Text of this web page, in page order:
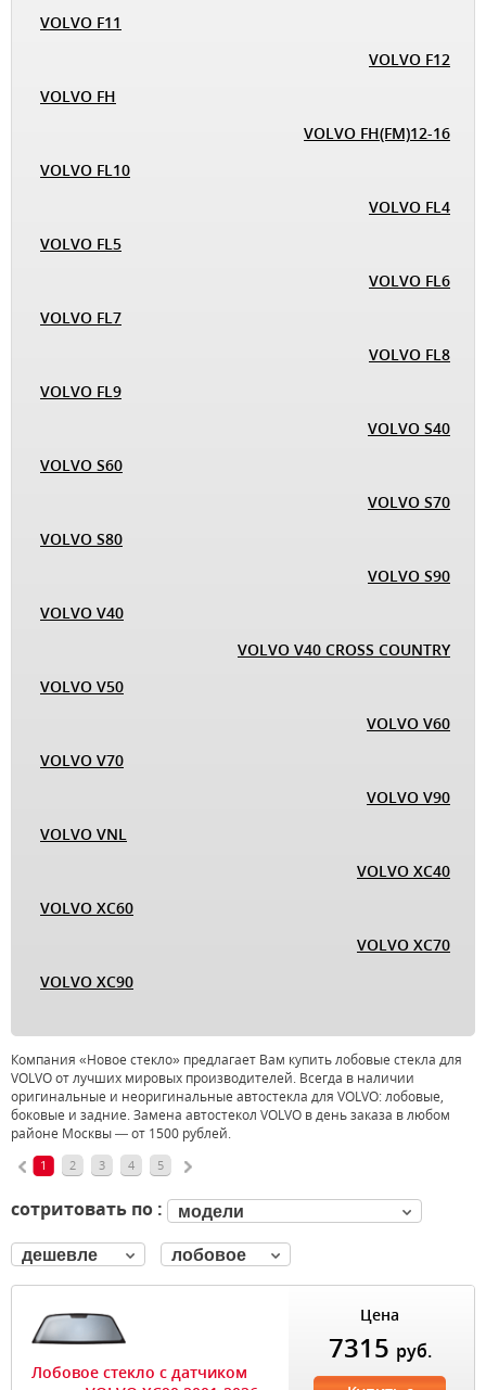
VOLVO F11
VOLVO F12
VOLVO FH
VOLVO FH(FM)12-16
VOLVO FL10
VOLVO FL4
VOLVO FL5
VOLVO FL6
VOLVO FL7
VOLVO FL8
VOLVO FL9
VOLVO S40
VOLVO S60
VOLVO S70
VOLVO S80
VOLVO S90
VOLVO V40
VOLVO V40 CROSS COUNTRY
VOLVO V50
VOLVO V60
VOLVO V70
VOLVO V90
VOLVO VNL
VOLVO XC40
VOLVO XC60
VOLVO XC70
VOLVO XC90
Компания «Новое стекло» предлагает Вам купить лобовые стекла для
VOLVO от лучших мировых производителей. Всегда в наличии
оригинальные и неоригинальные автостекла для VOLVO: лобовые,
боковые и задние. Замена автостекол VOLVO в день заказа в любом
районе Москвы — от 1500 рублей.
1 2 3 4 5
сотритовать по : модели
дешевле лобовое
Лобовое стекло с датчиком
Цена
7315 руб.